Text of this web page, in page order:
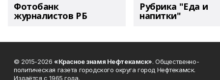
Фотобанк
журналистов РБ
Рубрика "Еда и
напитки"
© 2015-2026 «Красное знамя Нефтекамск». Общественно-
политическая газета городского округа город Нефтекамск.
Издаётся с 1965 года.